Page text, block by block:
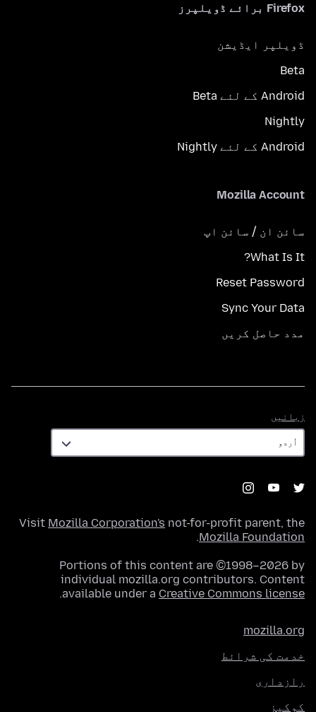
Firefox برائے ڈویلپرز
ڈویلپر ایڈیشن
Beta
Android کے لئے Beta
Nightly
Android کے لئے Nightly
Mozilla Account
سائن ان / سائن اپ
What Is It?
Reset Password
Sync Your Data
مدد حاصل کریں
زبانیں
Visit Mozilla Corporation's not-for-profit parent, the
Mozilla Foundation
.
Portions of this content are ©1998–2026 by
individual mozilla.org contributors. Content
available under a Creative Commons license
.
mozilla.org
خدمت کی شرائط
رازداری
کوکیز